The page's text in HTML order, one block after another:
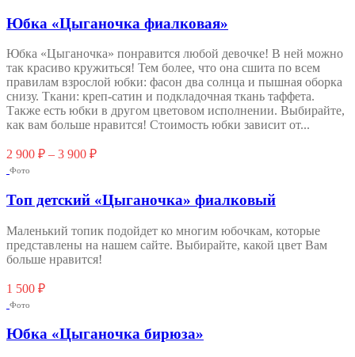
Юбка «Цыганочка фиалковая»
Юбка «Цыганочка» понравится любой девочке! В ней можно
так красиво кружиться! Тем более, что она сшита по всем
правилам взрослой юбки: фасон два солнца и пышная оборка
снизу. Ткани: креп-сатин и подкладочная ткань таффета.
Также есть юбки в другом цветовом исполнении. Выбирайте,
как вам больше нравится! Стоимость юбки зависит от...
2 900 ₽ – 3 900 ₽Этот
несколько
вариаций.
можно
выбрать
на
Фото
Топ детский «Цыганочка» фиалковый
Маленький топик подойдет ко многим юбочкам, которые
представлены на нашем сайте. Выбирайте, какой цвет Вам
больше нравится!
1 500 ₽
Фото
Юбка «Цыганочка бирюза»